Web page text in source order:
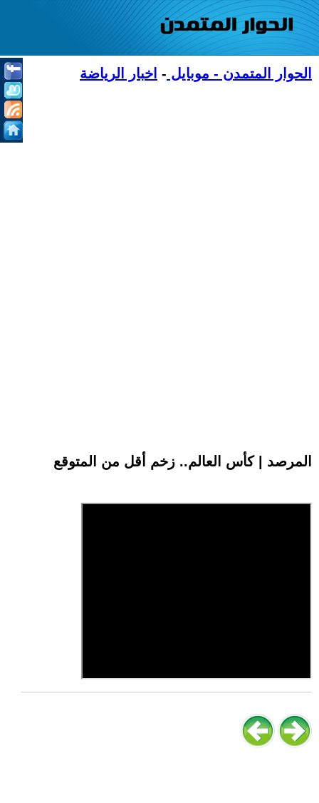
الحوار المتمدن - موبايل - اخبار الرياضة
المرصد | كأس العالم.. زخم أقل من المتوقع